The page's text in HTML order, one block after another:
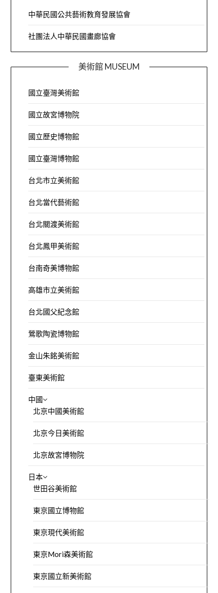
中華民國公共藝術教育發展協會
社團法人中華民國畫廊協會
美術館 MUSEUM
國立臺灣美術館
國立故宮博物院
國立歷史博物館
國立臺灣博物館
台北市立美術館
台北當代藝術館
台北關渡美術館
台北鳳甲美術館
台南奇美博物館
高雄市立美術館
台北國父紀念館
鶯歌陶瓷博物館
金山朱銘美術館
臺東美術館
中國
北京中國美術館
北京今日美術館
北京故宮博物院
日本
世田谷美術館
東京國立博物館
東京現代美術館
東京Mori森美術館
東京國立新美術館